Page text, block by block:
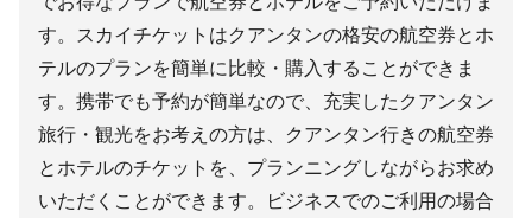
す。スカイチケットはクアンタンの格安の航空券とホ
テルのプランを簡単に比較・購入することができま
す。携帯でも予約が簡単なので、充実したクアンタン
旅行・観光をお考えの方は、クアンタン行きの航空券
とホテルのチケットを、プランニングしながらお求め
いただくことができます。ビジネスでのご利用の場合